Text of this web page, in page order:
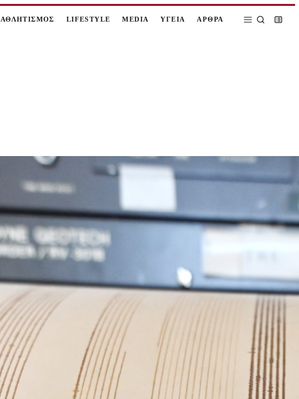
ΑΘΛΗΤΙΣΜΟΣ LIFESTYLE MEDIA ΥΓΕΙΑ ΑΡΘΡΑ